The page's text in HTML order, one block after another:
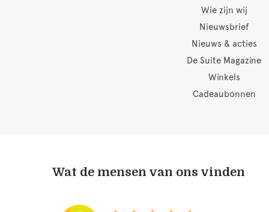
Wie zijn wij
Nieuwsbrief
Nieuws & acties
De Suite Magazine
Winkels
Cadeaubonnen
Wat de mensen van ons vinden